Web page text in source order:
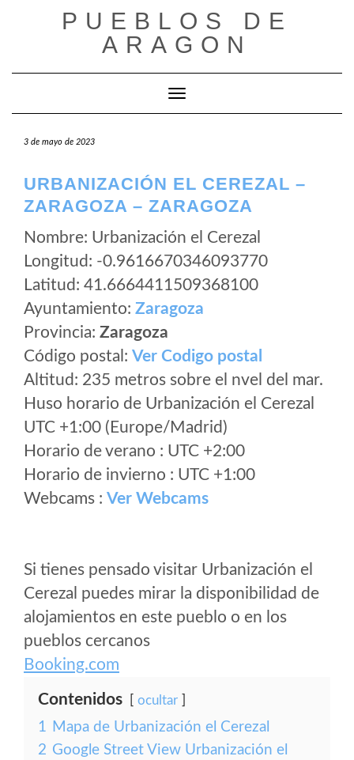
PUEBLOS DE
ARAGON
Cambiar modo de navegación
3 de mayo de 2023
URBANIZACIÓN EL CEREZAL –
ZARAGOZA – ZARAGOZA
Nombre: Urbanización el Cerezal
Longitud: -0.9616670346093770
Latitud: 41.6664411509368100
Ayuntamiento: Zaragoza
Provincia: Zaragoza
Código postal: Ver Codigo postal
Altitud: 235 metros sobre el nvel del mar.
Huso horario de Urbanización el Cerezal
UTC +1:00 (Europe/Madrid)
Horario de verano : UTC +2:00
Horario de invierno : UTC +1:00
Webcams : Ver Webcams
Si tienes pensado visitar Urbanización el
Cerezal puedes mirar la disponibilidad de
alojamientos en este pueblo o en los
pueblos cercanos
Booking.com
Contenidos ocultar
1 Mapa de Urbanización el Cerezal
2 Google Street View Urbanización el